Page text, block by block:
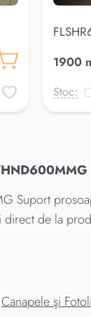
1900
Stoc:
Suport
direct de la
Canapele şi